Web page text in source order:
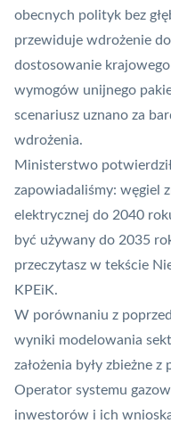
obecnych polityk bez
przewiduje wdrożenie
dostosowanie
wymogów unijnego
scenariusz uznano za
wdrożenia.
Ministerstwo
zapowiadaliśmy: węgiel
elektrycznej do 2040
być używany do 2035
przeczytasz w tekście
KPEiK.
W porównaniu z
wyniki modelowania
założenia były zbieżne
Operator systemu
inwestorów i ich